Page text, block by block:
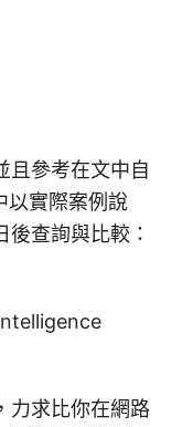
且參考在文中自
以實際案例說
查詢與比較：
力求比你在網路